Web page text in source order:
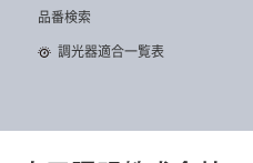
品番検索
調光器適合一覧表